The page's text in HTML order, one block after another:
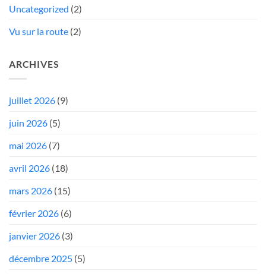
Uncategorized (2)
Vu sur la route (2)
ARCHIVES
juillet 2026 (9)
juin 2026 (5)
mai 2026 (7)
avril 2026 (18)
mars 2026 (15)
février 2026 (6)
janvier 2026 (3)
décembre 2025 (5)